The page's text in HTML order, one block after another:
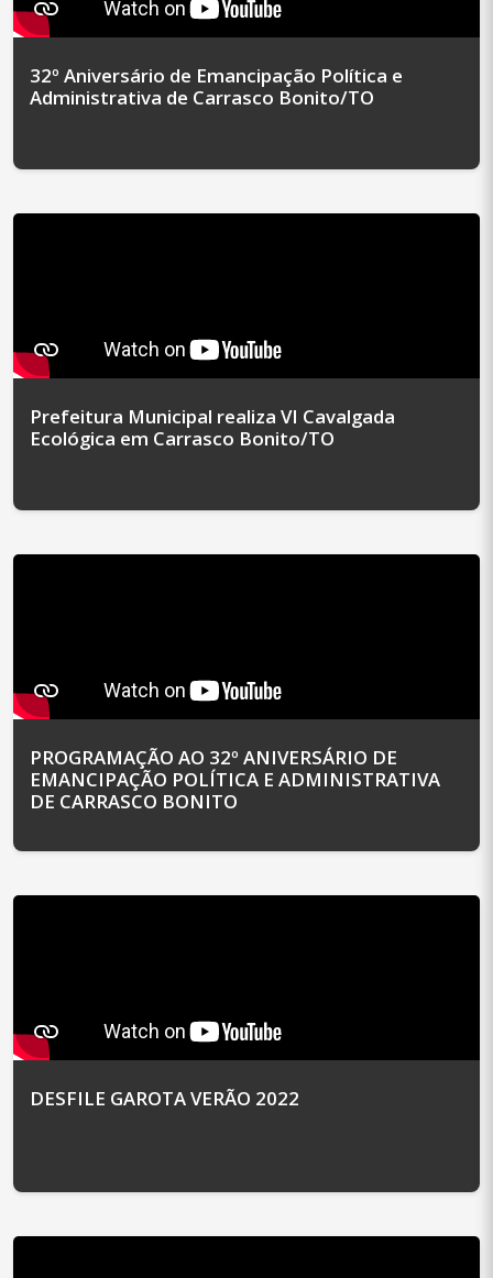
32º Aniversário de Emancipação Política e
Administrativa de Carrasco Bonito/TO
Prefeitura Municipal realiza VI Cavalgada
Ecológica em Carrasco Bonito/TO
PROGRAMAÇÃO AO 32º ANIVERSÁRIO DE
EMANCIPAÇÃO POLÍTICA E ADMINISTRATIVA
DE CARRASCO BONITO
DESFILE GAROTA VERÃO 2022